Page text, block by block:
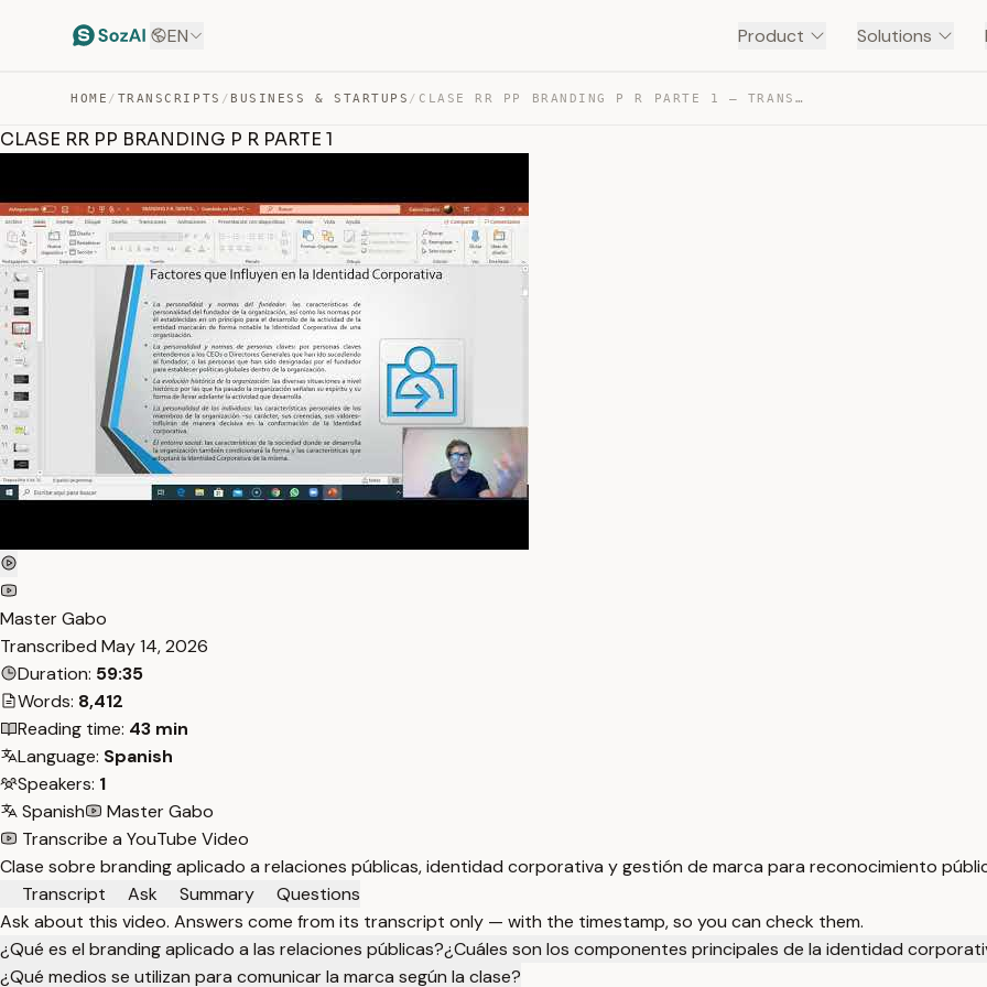
EN Product Solutions
HOME / TRANSCRIPTS / BUSINESS & STARTUPS / CLASE RR PP BRANDING P R PARTE 1 — TRANSCRIPT
CLASE RR PP BRANDING P R PARTE 1
Master Gabo
Transcribed May 14, 2026
Duration: 59:35
Words: 8,412
Reading time: 43 min
Language: Spanish
Speakers: 1
Spanish
Master Gabo
Transcribe a YouTube Video
Clase sobre branding aplicado a relaciones públicas, identidad corporativa y gestión de marca para reconocimiento
Transcript
Ask Summary
Questions
Ask about this video. Answers come from its transcript only — with the timestamp, so you can check them.
¿Qué es el branding aplicado a las relaciones públicas?¿Cuáles son los componentes principales de la identidad
¿Qué medios se utilizan para comunicar la marca según la clase?